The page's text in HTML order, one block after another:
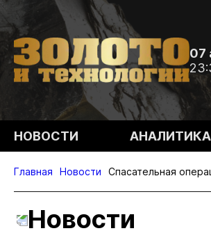
07
НОВОСТИ АНАЛИТИКА
Главная Новости Спасательная
Новости